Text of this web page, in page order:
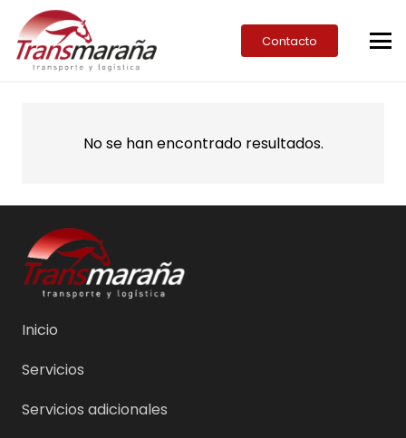
Contacto
No se han encontrado resultados.
Inicio
Servicios
Servicios adicionales